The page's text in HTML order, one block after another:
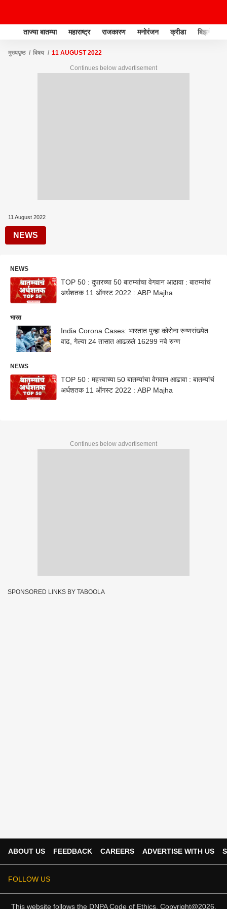
ताज्या बातम्या महाराष्ट्र राजकारण मनोरंजन क्रीडा बिझनेस
मुख्यपृष्ठ विषय 11 AUGUST 2022
Continues below advertisement
11 August 2022
NEWS
NEWS
TOP 50 : दुपारच्या 50 बातम्यांचा वेगवान आढावा : बातम्यांचं
अर्धशतक 11 ऑगस्ट 2022 : ABP Majha
भारत
India Corona Cases: भारतात पुन्हा कोरोना रुग्णसंख्येत
वाढ, गेल्या 24 तासात आढळले 16299 नवे रुग्ण
NEWS
TOP 50 : महत्त्वाच्या 50 बातम्यांचा वेगवान आढावा : बातम्यांचं
अर्धशतक 11 ऑगस्ट 2022 : ABP Majha
Continues below advertisement
SPONSORED LINKS BY TABOOLA
ABOUT US FEEDBACK CAREERS ADVERTISE WITH US
FOLLOW US
This website follows the DNPA Code of Ethics. Copyright@2026.